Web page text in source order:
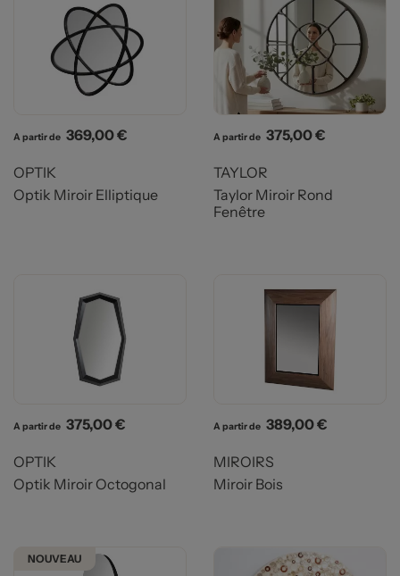
A partir de Prix
369,00 €
OPTIK
Optik Miroir Elliptique
A partir de Prix
375,00 €
TAYLOR
Taylor Miroir Rond
Fenêtre
A partir de Prix
375,00 €
OPTIK
Optik Miroir Octogonal
A partir de Prix
389,00 €
MIROIRS
Miroir Bois
NOUVEAU